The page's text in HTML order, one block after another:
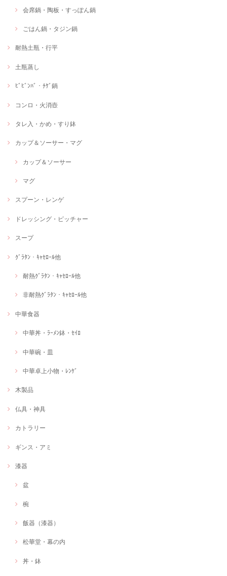
会席鍋・陶板・すっぽん鍋
ごはん鍋・タジン鍋
耐熱土瓶・行平
土瓶蒸し
ﾋﾞﾋﾞﾝﾊﾞ・ﾁｹﾞ鍋
コンロ・火消壺
タレ入・かめ・すり鉢
カップ＆ソーサー・マグ
カップ＆ソーサー
マグ
スプーン・レンゲ
ドレッシング・ピッチャー
スープ
ｸﾞﾗﾀﾝ・ｷｬｾﾛｰﾙ他
耐熱ｸﾞﾗﾀﾝ・ｷｬｾﾛｰﾙ他
非耐熱ｸﾞﾗﾀﾝ・ｷｬｾﾛｰﾙ他
中華食器
中華丼・ﾗｰﾒﾝ鉢・ｾｲﾛ
中華碗・皿
中華卓上小物・ﾚﾝｹﾞ
木製品
仏具・神具
カトラリー
ギンス・アミ
漆器
盆
椀
飯器（漆器）
松華堂・幕の内
丼・鉢